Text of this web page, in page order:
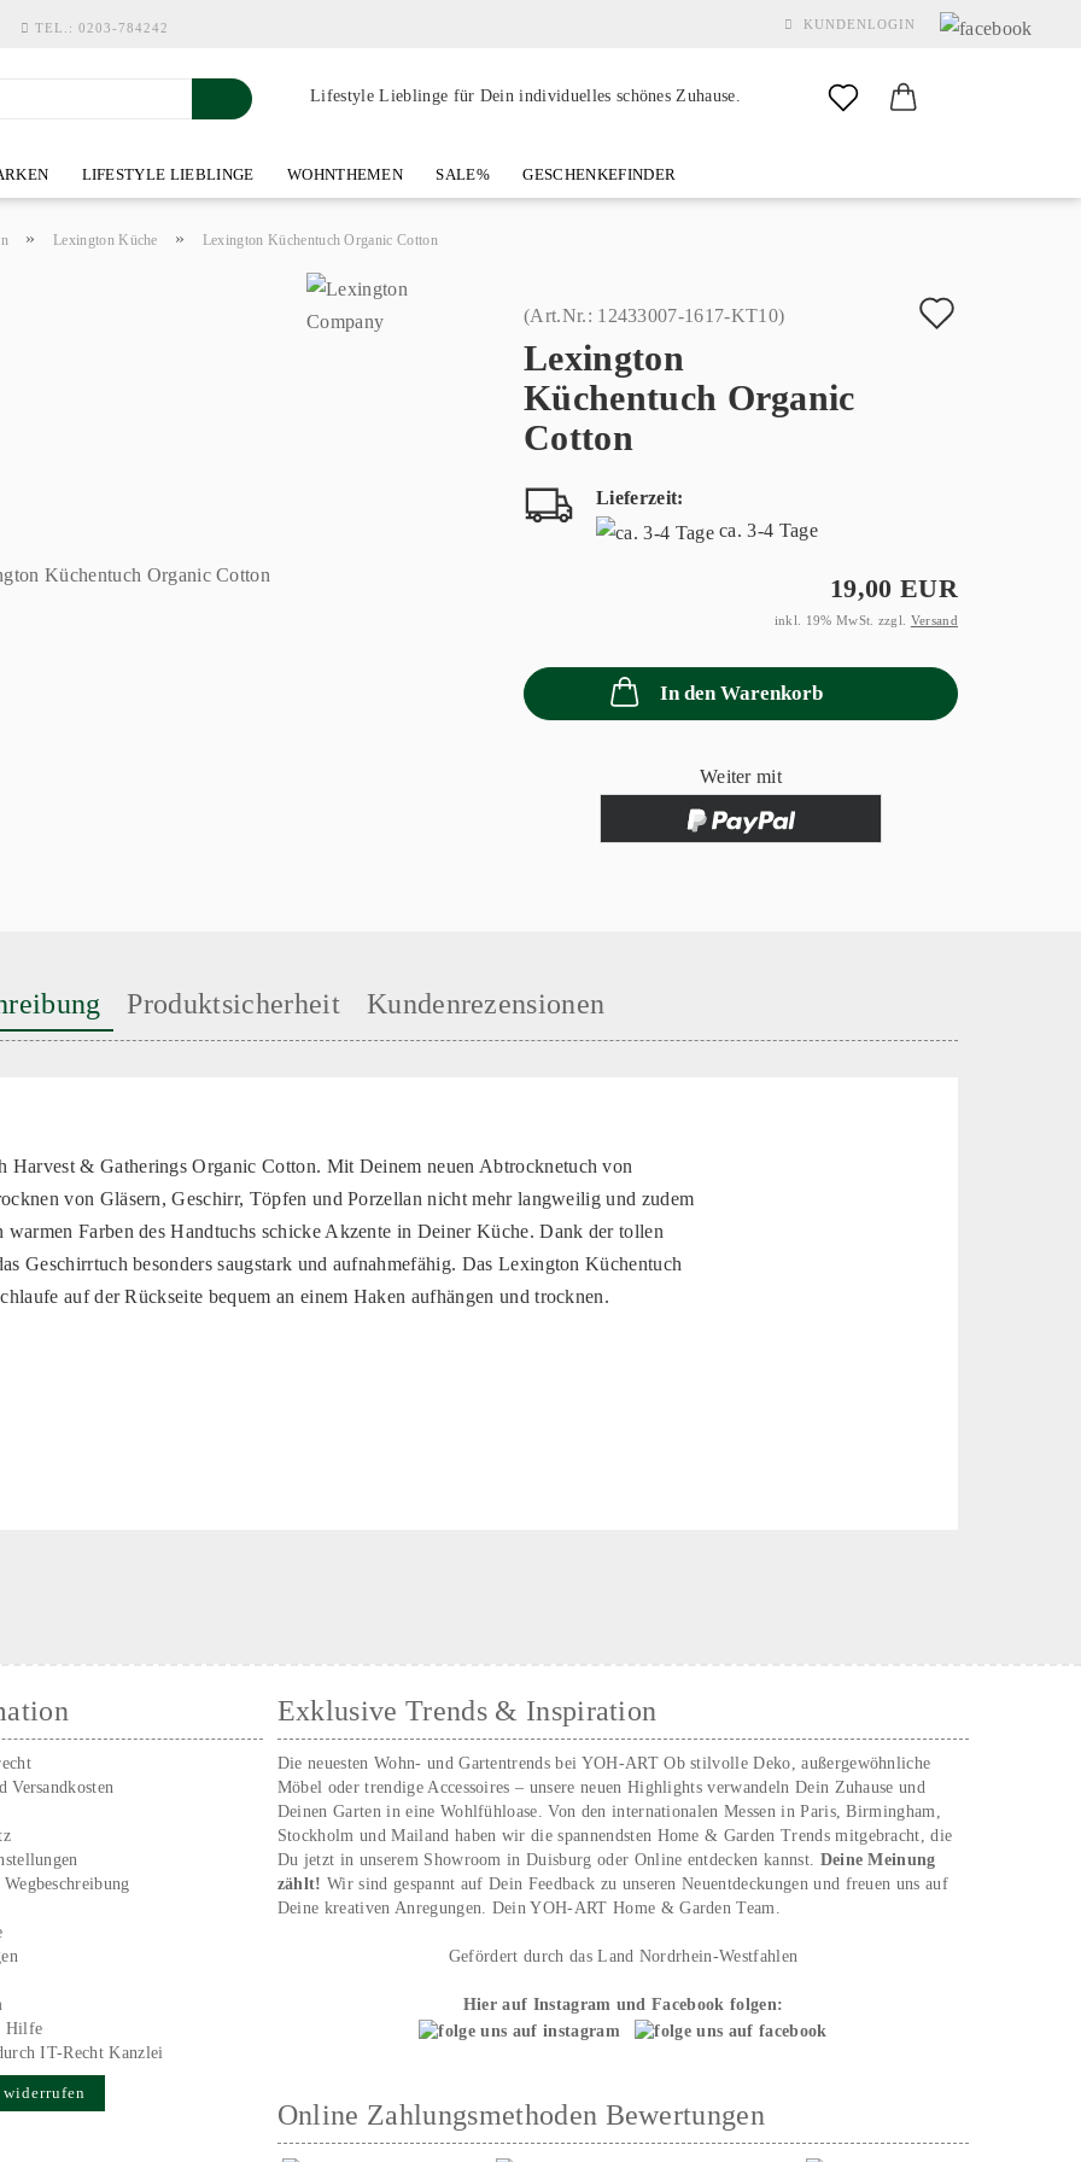
KUNDENLOGIN
Konto erstellen
TEL.: 0203-784242
Lifestyle Lieblinge für Dein individuelles schönes Zuhause.
LIFESTYLE LIEBLINGE WOHNTHEMEN SALE% GESCHENKEFINDER
» Lexington Küche » Lexington Küchentuch Organic Cotton
(Art.Nr.: 12433007-1617-KT10)
Lexington
Küchentuch Organic
Cotton
Lieferzeit:
ca. 3-4 Tage
19,00 EUR
inkl. 19% MwSt. zzgl. Versand
In den Warenkorb
Weiter mit
Produktsicherheit Kundenrezensionen
Harvest & Gatherings Organic Cotton. Mit Deinem neuen Abtrocknetuch von
von Gläsern, Geschirr, Töpfen und Porzellan nicht mehr langweilig und zudem
warmen Farben des Handtuchs schicke Akzente in Deiner Küche. Dank der tollen
Geschirrtuch besonders saugstark und aufnahmefähig. Das Lexington Küchentuch
auf der Rückseite bequem an einem Haken aufhängen und trocknen.
Versandkosten
Hilfe
IT-Recht Kanzlei
widerrufen
Exklusive Trends & Inspiration
Die neuesten Wohn- und Gartentrends bei YOH‑ART Ob stilvolle Deko, außergewöhnliche
Möbel oder trendige Accessoires – unsere neuen Highlights verwandeln Dein Zuhause und
Deinen Garten in eine Wohlfühloase. Von den internationalen Messen in Paris, Birmingham,
Stockholm und Mailand haben wir die spannendsten Home & Garden Trends mitgebracht, die
Du jetzt in unserem Showroom in Duisburg oder Online entdecken kannst. Deine Meinung
zählt!Wir sind gespannt auf Dein Feedback zu unseren Neuentdeckungen und freuen uns auf
Deine kreativen Anregungen. Dein YOH‑ART Home & Garden Team.
Gefördert durch das Land Nordrhein-Westfahlen
Hier auf Instagram und Facebook folgen:
Online Zahlungsmethoden Bewertungen